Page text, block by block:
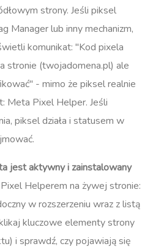
strony. Jeśli piksel
Manager lub inny mechanizm,
komunikat: "Kod pixela
stronie (twojadomena.pl) ale
- mimo że piksel realnie
Meta Pixel Helper. Jeśli
piksel działa i statusem w
jest aktywny i zainstalowany
Helperem na żywej stronie:
w rozszerzeniu wraz z listą
kluczowe elementy strony
i sprawdź, czy pojawiają się